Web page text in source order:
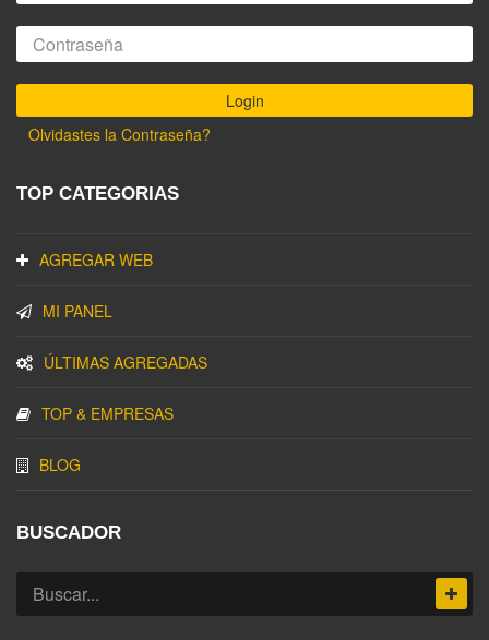
Olvidastes la Contraseña?
TOP CATEGORIAS
AGREGAR WEB
MI PANEL
ÚLTIMAS AGREGADAS
TOP & EMPRESAS
BLOG
BUSCADOR